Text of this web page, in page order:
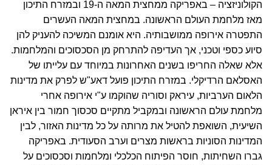
הקולוניזציה – באפריקה ממחצית המאה ה-19 ובמזרח התיכון
מאז מלחמת העולם הראשונה. במחצית המאה העשרים
התפטרה אירופה ממושבותיה. היא אומנם המשיכה להעניק להן
סיוע כספי וטכני, אך העדיפה להתרחק מן הסכסוכים והמלחמות.
אלא שאלה החריפו בשנים האחרונות במיוחד עם עלייתו של
האסלאם הרדיקלי. במזרח התיכון פועל דאע"ש לפרק את מדינות
הלאום הערביות, עיראק וסוריה שהוקמו ע"י אירופה אחרי
מלחמת עולם הראשונה ובמקביל מתקיים סכסוך חמור בין איראן
השיעית, השואפת להטיל את מרותה על כל מדינות האזור, לבין
המדינות הסוניות בראשות מצרים וערב הסעודית. באפריקה
גברו השחיתות, חוסר הפיתוח הכלכלי ומלחמות וסכסוכים על